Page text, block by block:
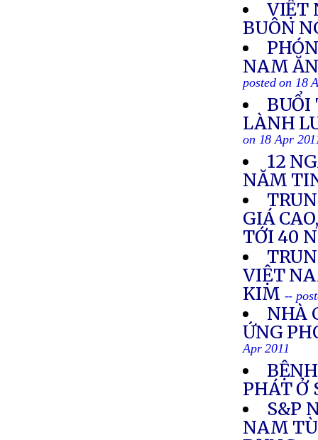
VIỆT
BUÔN
NAM
posted on 18
BUỔI
LÀNH
on 18 Apr
12
NĂM
GIÁ
TỚI 40
VIỆT
KIM --
NHÀ
ỨNG
Apr 2011
PHÁT Ở
S&P
NAM